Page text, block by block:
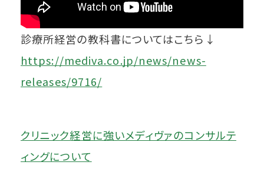
診療所経営の教科書についてはこちら↓
https://mediva.co.jp/news/news-
releases/9716/
クリニック経営に強いメディヴァのコンサルテ
ィングについて